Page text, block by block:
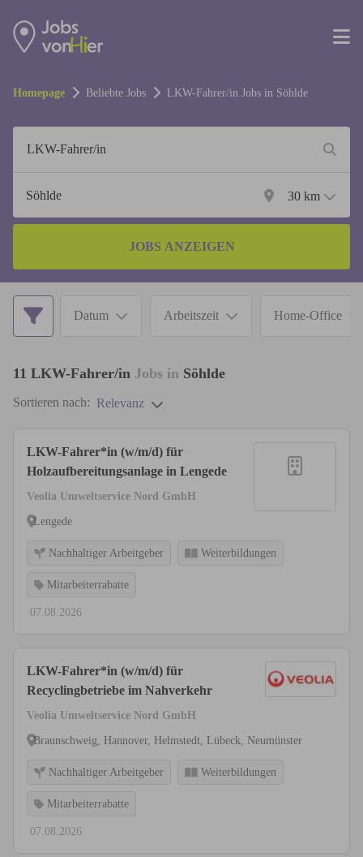
Homepage Beliebte Jobs LKW-Fahrer/in Jobs in Söhlde
30 km
JOBS ANZEIGEN
Datum Arbeitszeit Home-Office
11 LKW-Fahrer/in Jobs in Söhlde
Sortieren nach: Relevanz
LKW-Fahrer*in (w/m/d) für
Holzaufbereitungsanlage in Lengede
Veolia Umweltservice Nord GmbH
Lengede
Nachhaltiger Arbeitgeber Weiterbildungen
Mitarbeiterrabatte
07.08.2026
LKW-Fahrer*in (w/m/d) für
Recyclingbetriebe im Nahverkehr
Veolia Umweltservice Nord GmbH
Braunschweig, Hannover, Helmstedt, Lübeck, Neumünster
Nachhaltiger Arbeitgeber Weiterbildungen
Mitarbeiterrabatte
07.08.2026